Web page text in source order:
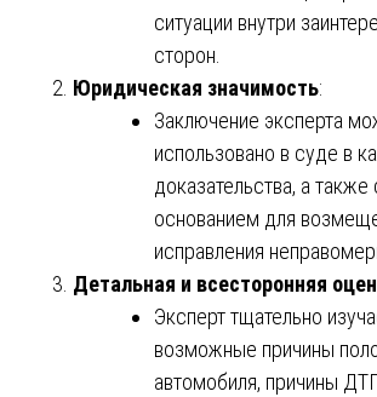
ситуации внутри
сторон.
Юридическая значимость:
Заключение эксперта
использовано в суде в
доказательства, а также
основанием для
исправления
Детальная и всесторонняя
Эксперт тщательно
возможные причины
автомобиля, причины